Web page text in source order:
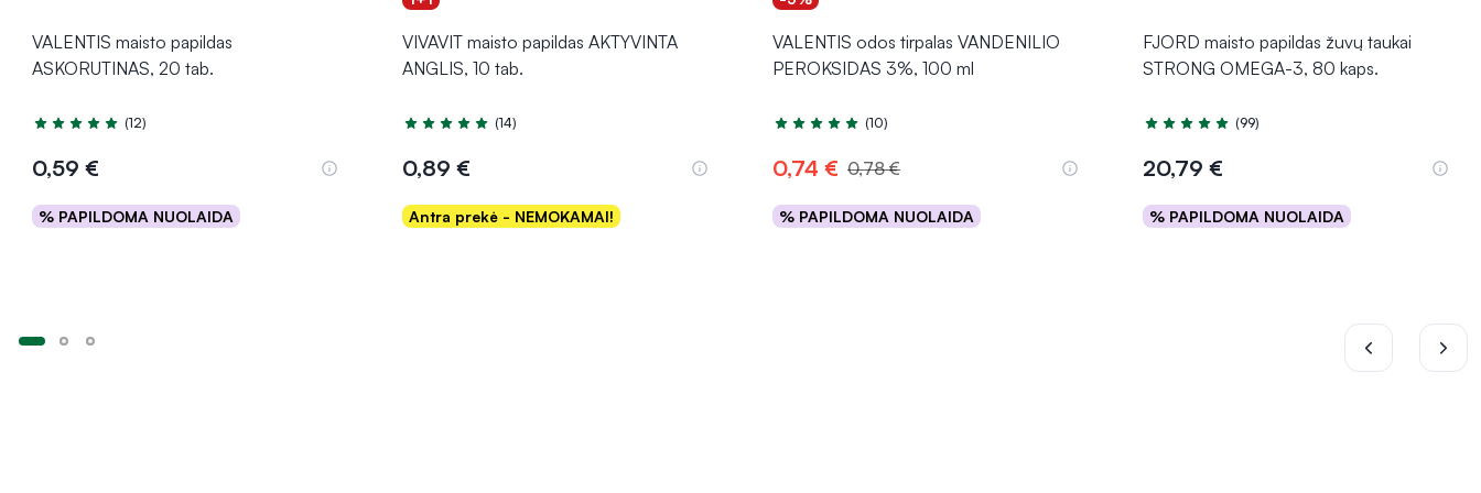
VALENTIS maisto papildas
ASKORUTINAS, 20 tab.
Įvertinimas 4.9 iš 5
(12)
0,59 €
% PAPILDOMA NUOLAIDA
Į krepšelį
VIVAVIT maisto papildas AKTYVINTA
ANGLIS, 10 tab.
Įvertinimas 5.0 iš 5
(14)
0,89 €
Antra prekė - NEMOKAMAI!
Į krepšelį
VALENTIS odos tirpalas VANDENILIO
PEROKSIDAS 3%, 100 ml
Įvertinimas 4.7 iš 5
(10)
0,74 € 0,78 €
% PAPILDOMA NUOLAIDA
Į krepšelį
FJORD maisto papildas žuvų taukai
STRONG OMEGA-3, 80 kaps.
Įvertinimas 4.9 iš 5
(99)
20,79 €
% PAPILDOMA NUOLAIDA
Į krepšelį